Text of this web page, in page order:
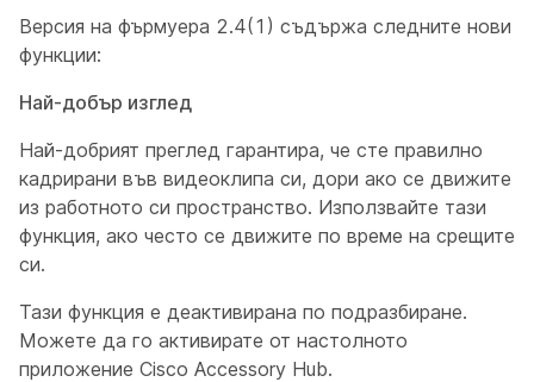
Версия на фърмуера 2.4(1) съдържа следните нови
функции:
Най-добър изглед
Най-добрият преглед гарантира, че сте правилно
кадрирани във видеоклипа си, дори ако се движите
из работното си пространство. Използвайте тази
функция, ако често се движите по време на срещите
си.
Тази функция е деактивирана по подразбиране.
Можете да го активирате от настолното
приложение Cisco Accessory Hub.